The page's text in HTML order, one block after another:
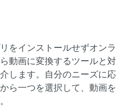
をインストールせずオンラ
動画に変換するツールと対
します。自分のニーズに応
ら一つを選択して、動画を